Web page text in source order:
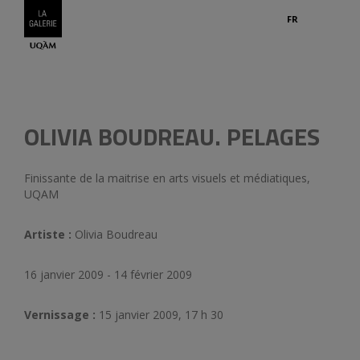
FR
OLIVIA BOUDREAU. PELAGES
Finissante de la maitrise en arts visuels et médiatiques,
UQAM
Artiste : Olivia Boudreau
16 janvier 2009 - 14 février 2009
Vernissage : 15 janvier 2009, 17 h 30